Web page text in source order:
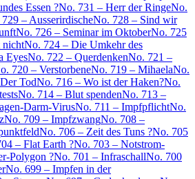
Essen ?No. 731 – Herr der RingeNo.
– AusserirdischeNo. 728 – Sind wir
No. 726 – Seminar im OktoberNo. 725
nichtNo. 724 – Die Umkehr des
EyesNo. 722 – QuerdenkenNo. 721 –
720 – VerstorbeneNo. 719 – MihaelaNo.
TodNo. 716 – Wo ist der Haken?No.
No. 714 – Blut spendenNo. 713 –
Darm-VirusNo. 711 – ImpfpflichtNo.
No. 709 – ImpfzwangNo. 708 –
No. 706 – Zeit des Tuns ?No. 705
– Flat Earth ?No. 703 – Notstrom-
Polygon ?No. 701 – InfraschallNo. 700
No. 699 – Impfen in der